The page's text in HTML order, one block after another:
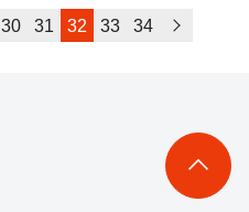
30 31 32 33 34